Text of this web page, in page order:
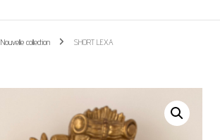
Nouvelle collection SHORT LEXA